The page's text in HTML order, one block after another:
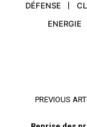
DÉFENSE
ENERGIE
PREVIOUS